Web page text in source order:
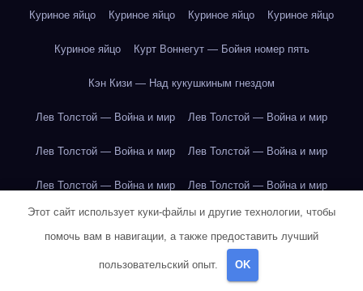
Куриное яйцо Куриное яйцо Куриное яйцо Куриное яйцо
Куриное яйцо Курт Воннегут — Бойня номер пять
Кэн Кизи — Над кукушкиным гнездом
Лев Толстой — Война и мир Лев Толстой — Война и мир
Лев Толстой — Война и мир Лев Толстой — Война и мир
Лев Толстой — Война и мир Лев Толстой — Война и мир
Лев Толстой — Война и мир Лев Толстой — Война и мир
Лев Толстой — Война и мир
Этот сайт использует куки-файлы и другие технологии, чтобы
помочь вам в навигации, а также предоставить лучший
пользовательский опыт. OK